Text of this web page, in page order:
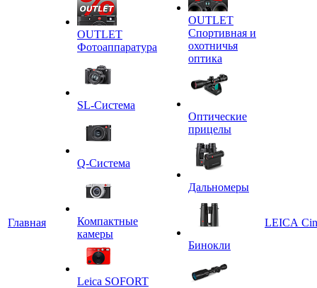
Главная
OUTLET
Фотоаппаратура
SL-Система
Q-Cистема
Компактные
камеры
Leica SOFORT
OUTLET
Спортивная и
охотничья
оптика
Оптические
прицелы
Дальномеры
Бинокли
LEICA